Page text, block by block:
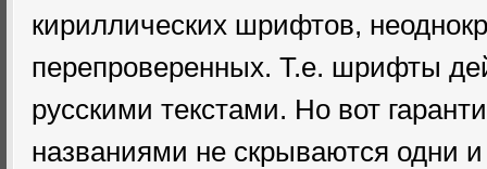
кириллических шрифтов,
перепроверенных. Т.е. шрифты
русскими текстами. Но вот
названиями не скрываются одни